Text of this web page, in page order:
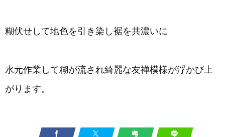
糊伏せして地色を引き染し裾を共濃いに
水元作業して糊が流され綺麗な友禅模様が浮かび上
がります。